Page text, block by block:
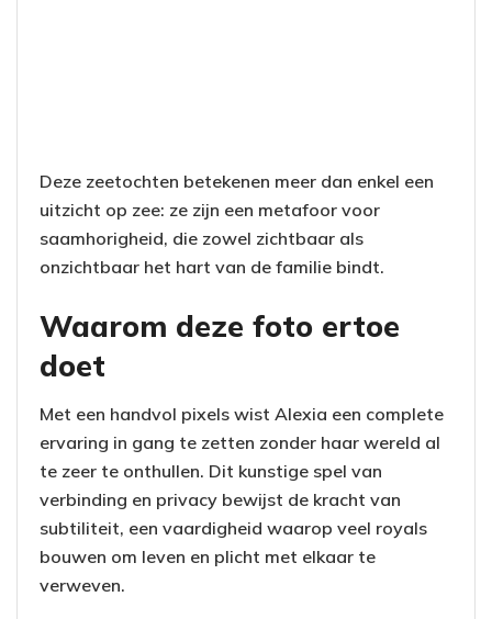
Deze zeetochten betekenen meer dan enkel een
uitzicht op zee: ze zijn een metafoor voor
saamhorigheid, die zowel zichtbaar als
onzichtbaar het hart van de familie bindt.
Waarom deze foto ertoe
doet
Met een handvol pixels wist Alexia een complete
ervaring in gang te zetten zonder haar wereld al
te zeer te onthullen. Dit kunstige spel van
verbinding en privacy bewijst de kracht van
subtiliteit, een vaardigheid waarop veel royals
bouwen om leven en plicht met elkaar te
verweven.